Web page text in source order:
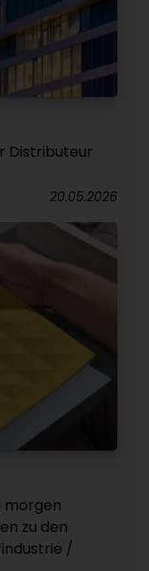
Distributeur
20.05.2026
morgen
zu den
/